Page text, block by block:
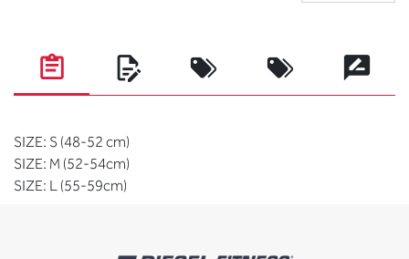
SIZE: S (48-52 cm)
SIZE: M (52-54cm)
SIZE: L (55-59cm)